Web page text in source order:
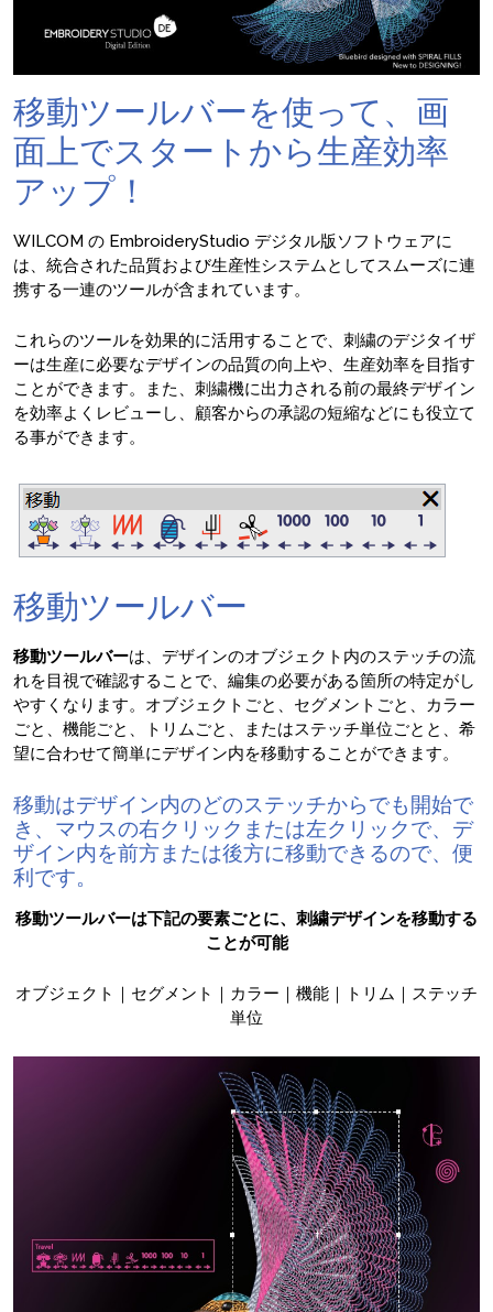
移動ツールバーを使って、画
面上でスタートから生産効率
アップ！
WILCOM の EmbroideryStudio デジタル版ソフトウェアに
は、統合された品質および生産性システムとしてスムーズに連
携する一連のツールが含まれています。
これらのツールを効果的に活用することで、刺繍のデジタイザ
ーは生産に必要なデザインの品質の向上や、生産効率を目指す
ことができます。また、刺繍機に出力される前の最終デザイン
を効率よくレビューし、顧客からの承認の短縮などにも役立て
る事ができます。
移動ツールバー
移動ツールバーは、デザインのオブジェクト内のステッチの流
れを目視で確認することで、編集の必要がある箇所の特定がし
やすくなります。オブジェクトごと、セグメントごと、カラー
ごと、機能ごと、トリムごと、またはステッチ単位ごとと、希
望に合わせて簡単にデザイン内を移動することができます。
移動はデザイン内のどのステッチからでも開始で
き、マウスの右クリックまたは左クリックで、デ
ザイン内を前方または後方に移動できるので、便
利です。
移動ツールバーは下記の要素ごとに、刺繍デザインを移動する
ことが可能
オブジェクト｜セグメント｜カラー｜機能｜トリム｜ステッチ
単位